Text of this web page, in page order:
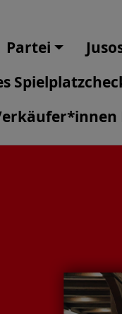
Partei